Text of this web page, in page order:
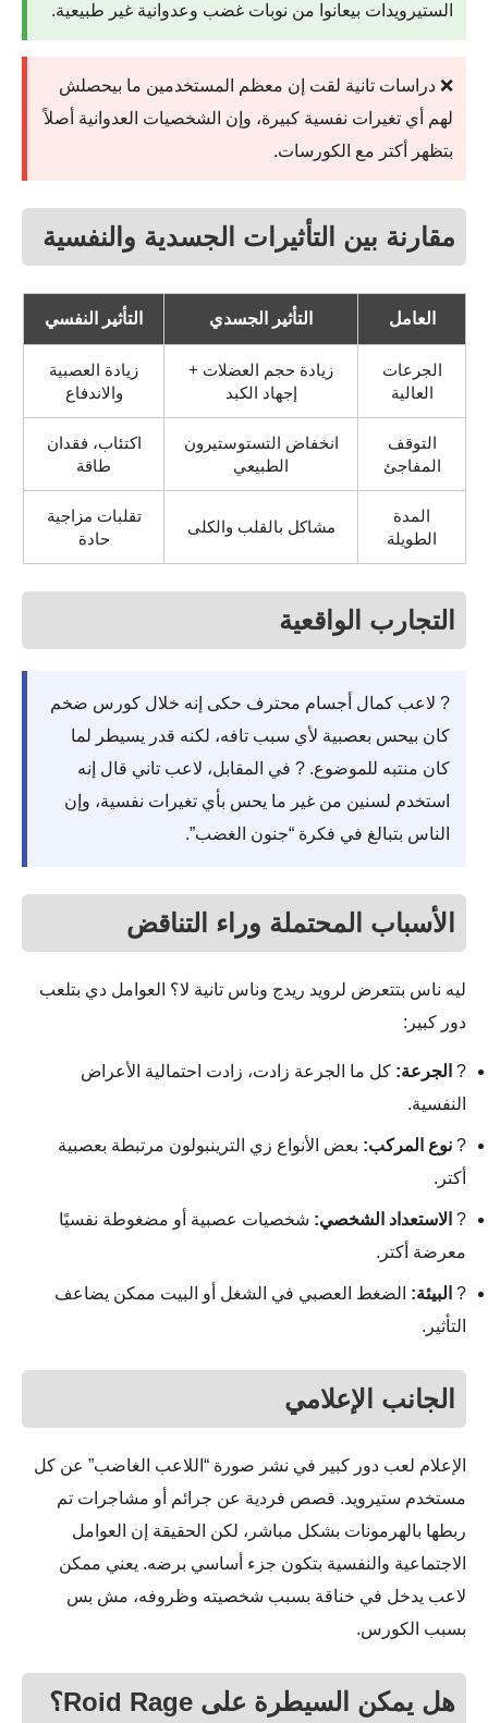
الستيرويدات بيعانوا من نوبات غضب وعدوانية غير طبيعية.
❌ دراسات تانية لقت إن معظم المستخدمين ما بيحصلش
لهم أي تغيرات نفسية كبيرة، وإن الشخصيات العدوانية أصلاً
بتظهر أكتر مع الكورسات.
مقارنة بين التأثيرات الجسدية والنفسية
العامل التأثير الجسدي التأثير النفسي
الجرعات
العالية
زيادة حجم العضلات +
إجهاد الكبد
زيادة العصبية
والاندفاع
التوقف
المفاجئ
انخفاض التستوستيرون
الطبيعي
اكتئاب، فقدان
طاقة
المدة
الطويلة
مشاكل بالقلب والكلى
تقلبات مزاجية
حادة
التجارب الواقعية
? لاعب كمال أجسام محترف حكى إنه خلال كورس ضخم
كان بيحس بعصبية لأي سبب تافه، لكنه قدر يسيطر لما
كان منتبه للموضوع. ? في المقابل، لاعب تاني قال إنه
استخدم لسنين من غير ما يحس بأي تغيرات نفسية، وإن
الناس بتبالغ في فكرة “جنون الغضب”.
الأسباب المحتملة وراء التناقض
ليه ناس بتتعرض لرويد ريدج وناس تانية لا؟ العوامل دي بتلعب
دور كبير:
? الجرعة: كل ما الجرعة زادت، زادت احتمالية الأعراض
النفسية.
? نوع المركب: بعض الأنواع زي الترينبولون مرتبطة بعصبية
أكتر.
? الاستعداد الشخصي: شخصيات عصبية أو مضغوطة نفسيًا
معرضة أكتر.
? البيئة: الضغط العصبي في الشغل أو البيت ممكن يضاعف
التأثير.
الجانب الإعلامي
الإعلام لعب دور كبير في نشر صورة “اللاعب الغاضب” عن كل
مستخدم ستيرويد. قصص فردية عن جرائم أو مشاجرات تم
ربطها بالهرمونات بشكل مباشر، لكن الحقيقة إن العوامل
الاجتماعية والنفسية بتكون جزء أساسي برضه. يعني ممكن
لاعب يدخل في خناقة بسبب شخصيته وظروفه، مش بس
بسبب الكورس.
هل يمكن السيطرة على Roid Rage؟